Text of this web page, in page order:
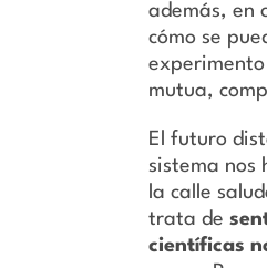
además, en
cómo se
mutua,
El futuro
sistema nos
la calle
trata de
científicas